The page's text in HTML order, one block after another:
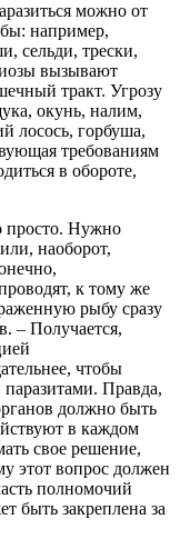
можно от
например,
сельди, трески,
вызывают
тракт. Угрозу
окунь, налим,
лосось, горбуша,
требованиям
в обороте,
просто. Нужно
наоборот,
к тому же
рыбу сразу
– Получается,
чтобы
Правда,
должно быть
в каждом
свое решение,
этот вопрос должен
полномочий
быть закреплена за